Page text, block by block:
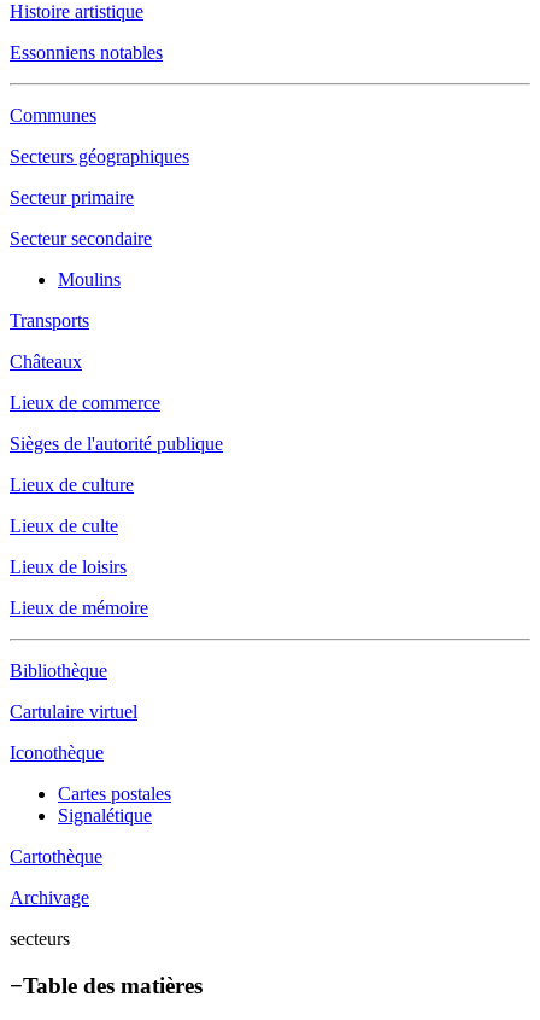
Histoire artistique
Essonniens notables
Communes
Secteurs géographiques
Secteur primaire
Secteur secondaire
Moulins
Transports
Châteaux
Lieux de commerce
Sièges de l'autorité publique
Lieux de culture
Lieux de culte
Lieux de loisirs
Lieux de mémoire
Bibliothèque
Cartulaire virtuel
Iconothèque
Cartes postales
Signalétique
Cartothèque
Archivage
secteurs
−Table des matières